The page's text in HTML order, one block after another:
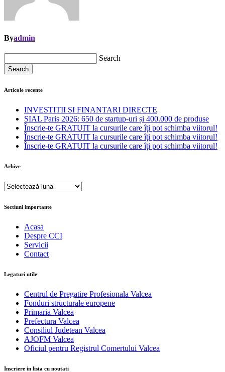
Byadmin
Search
Search
Articole recente
INVESTITII SI FINANTARI DIRECTE
SIAL Paris 2026: 650 de startup-uri și 400.000 de produse
Înscrie-te GRATUIT la cursurile care îți pot schimba viitorul!
Înscrie-te GRATUIT la cursurile care îți pot schimba viitorul!
Înscrie-te GRATUIT la cursurile care îți pot schimba viitorul!
Arhive
Arhive
Sectiuni importante
Acasa
Despre CCI
Servicii
Contact
Legaturi utile
Centrul de Pregatire Profesionala Valcea
Fonduri structurale europene
Primaria Valcea
Prefectura Valcea
Consiliul Judetean Valcea
AJOFM Valcea
Oficiul pentru Registrul Comertului Valcea
Inscriere in lista cu noutati